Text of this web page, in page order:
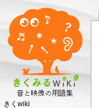
きくwiki